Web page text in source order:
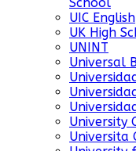
UIC English
UK High
UNINT
Universal
University
Universita